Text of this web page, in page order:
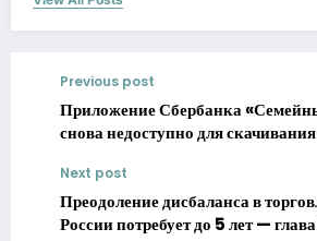
Previous post
Приложение Сбербанка
снова недоступно для
Next post
Преодоление дисбаланса в
России потребует до 5 лет —